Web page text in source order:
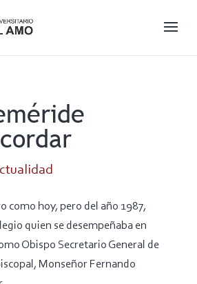
como hoy, pero del año 1987,
quien se desempeñaba en
Obispo Secretario General de
Monseñor Fernando